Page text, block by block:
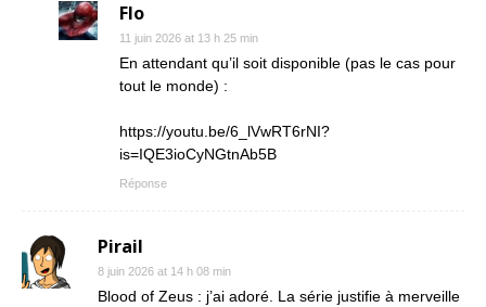
Flo
11 juin 2026 at 13 h 25 min
En attendant qu’il soit disponible (pas le cas pour
tout le monde) :
https://youtu.be/6_lVwRT6rNI?
is=IQE3ioCyNGtnAb5B
Réponse
Pirail
8 juin 2026 at 14 h 08 min
Blood of Zeus : j’ai adoré. La série justifie à merveille